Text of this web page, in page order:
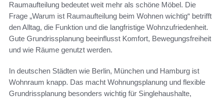
Raumaufteilung bedeutet weit mehr als schöne Möbel. Die
Frage „Warum ist Raumaufteilung beim Wohnen wichtig“ betrifft
den Alltag, die Funktion und die langfristige Wohnzufriedenheit.
Gute Grundrissplanung beeinflusst Komfort, Bewegungsfreiheit
und wie Räume genutzt werden.
In deutschen Städten wie Berlin, München und Hamburg ist
Wohnraum knapp. Das macht Wohnungsplanung und flexible
Grundrissplanung besonders wichtig für Singlehaushalte,